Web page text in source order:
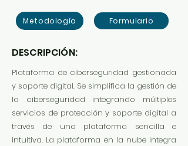
Metodología Formulario
DESCRIPCIÓN:
Plataforma de ciberseguridad gestionada
y soporte digital. Se simplifica la gestión de
la ciberseguridad integrando múltiples
servicios de protección y soporte digital a
través de una plataforma sencilla e
intuitiva. La plataforma en la nube integra